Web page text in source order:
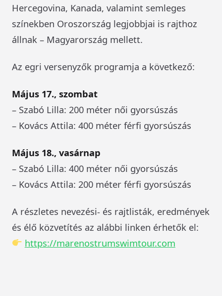
Hercegovina, Kanada, valamint semleges
színekben Oroszország legjobbjai is rajthoz
állnak – Magyarország mellett.
Az egri versenyzők programja a következő:
Május 17., szombat
– Szabó Lilla: 200 méter női gyorsúszás
– Kovács Attila: 400 méter férfi gyorsúszás
Május 18., vasárnap
– Szabó Lilla: 400 méter női gyorsúszás
– Kovács Attila: 200 méter férfi gyorsúszás
A részletes nevezési- és rajtlisták, eredmények
és élő közvetítés az alábbi linken érhetők el:
https://marenostrumswimtour.com